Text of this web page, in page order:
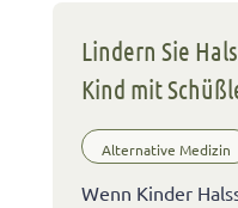
Lindern Sie
Kind mit
Alternative Medizin
Wenn Kinder